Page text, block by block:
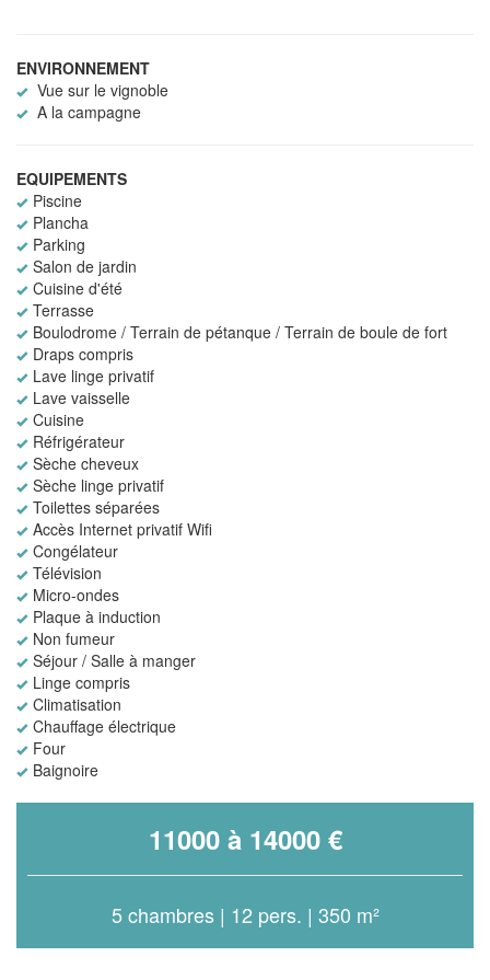
ENVIRONNEMENT
Vue sur le vignoble
A la campagne
EQUIPEMENTS
Piscine
Plancha
Parking
Salon de jardin
Cuisine d'été
Terrasse
Boulodrome / Terrain de pétanque / Terrain de boule de fort
Draps compris
Lave linge privatif
Lave vaisselle
Cuisine
Réfrigérateur
Sèche cheveux
Sèche linge privatif
Toilettes séparées
Accès Internet privatif Wifi
Congélateur
Télévision
Micro-ondes
Plaque à induction
Non fumeur
Séjour / Salle à manger
Linge compris
Climatisation
Chauffage électrique
Four
Baignoire
11000 à 14000 €
5 chambres | 12 pers. | 350 m²